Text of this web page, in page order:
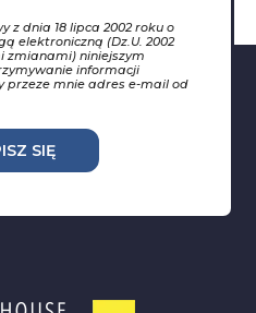
z dnia 18 lipca 2002 roku o
elektroniczną (Dz.U. 2002
zmianami) niniejszym
informacji
przeze mnie adres e-mail od
SIĘ